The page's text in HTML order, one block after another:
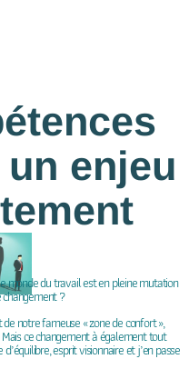
enjeu
monde du travail est en pleine mutation
?
notre fameuse « zone de confort »,
ce changement à également tout
esprit visionnaire et j’en passe